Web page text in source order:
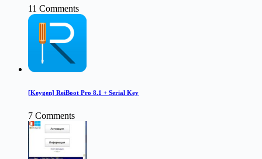
11 Comments
[Keygen] ReiBoot Pro 8.1 + Serial Key
7 Comments